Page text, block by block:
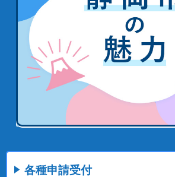
各種申請受付